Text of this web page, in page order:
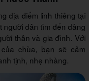
địa điểm linh thiêng tại
người dân tìm đến dâng
thân và gia đình. Với
chùa, bạn sẽ cảm
tịnh, nhẹ nhàng.